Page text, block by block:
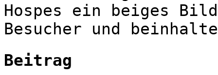
Hospes ein beiges
Besucher und
Beitrag